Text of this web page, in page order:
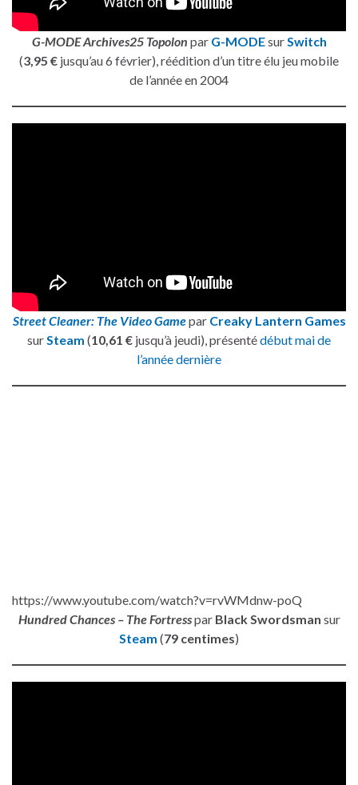
G-MODE Archives25 Topolon par G-MODEsur Switch
(3,95 € jusqu’au 6 février), réédition d’un titre élu jeu mobile
de l’année en 2004
Street Cleaner: The Video Gamepar Creaky Lantern Games
sur Steam (10,61 € jusqu’à jeudi), présentédébut mai de
l’année dernière
https://www.youtube.com/watch?v=rvWMdnw-poQ
Hundred Chances – The Fortresspar Black Swordsman sur
Steam (79 centimes)